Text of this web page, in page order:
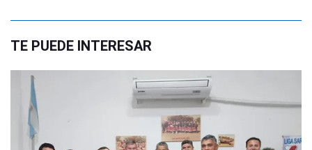
TE PUEDE INTERESAR